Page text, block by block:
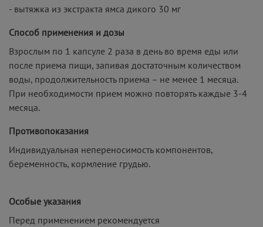
- вытяжка из экстракта ямса дикого 30 мг
Способ применения и дозы
Взрослым по 1 капсуле 2 раза в день во время еды или
после приема пищи, запивая достаточным количеством
воды, продолжительность приема – не менее 1 месяца.
При необходимости прием можно повторять каждые 3-4
месяца.
Противопоказания
Индивидуальная непереносимость компонентов,
беременность, кормление грудью.
Особые указания
Перед применением рекомендуется